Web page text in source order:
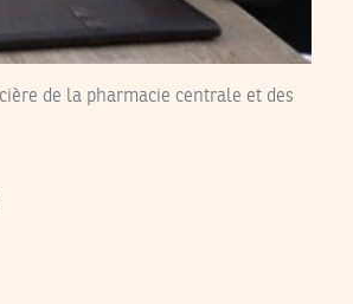
de la pharmacie centrale et des